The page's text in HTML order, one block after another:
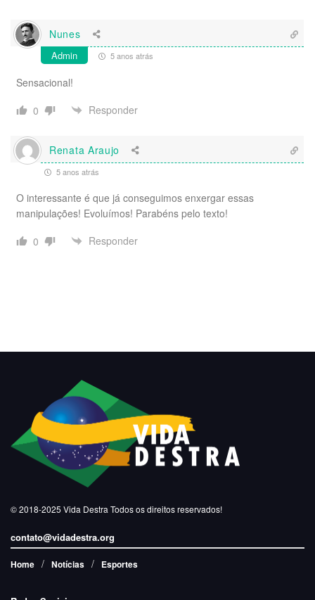
Nunes
Admin 5 anos atrás
Sensacional!
0
Responder
Renata Araujo
5 anos atrás
O interessante é que já conseguimos enxergar essas
manipulações! Evoluímos! Parabéns pelo texto!
0
Responder
© 2018-2025 Vida DestraTodos os direitos reservados!
contato@vidadestra.org
Home Notícias Esportes